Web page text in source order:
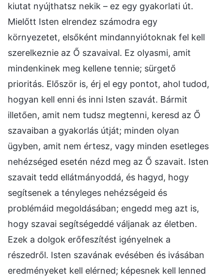
kiutat nyújthatsz nekik – ez egy gyakorlati út.
Mielőtt Isten elrendez számodra egy
környezetet, elsőként mindannyiótoknak fel kell
szerelkeznie az Ő szavaival. Ez olyasmi, amit
mindenkinek meg kellene tennie; sürgető
prioritás. Először is, érj el egy pontot, ahol tudod,
hogyan kell enni és inni Isten szavát. Bármit
illetően, amit nem tudsz megtenni, keresd az Ő
szavaiban a gyakorlás útját; minden olyan
ügyben, amit nem értesz, vagy minden esetleges
nehézséged esetén nézd meg az Ő szavait. Isten
szavait tedd ellátmányoddá, és hagyd, hogy
segítsenek a tényleges nehézségeid és
problémáid megoldásában; engedd meg azt is,
hogy szavai segítségeddé váljanak az életben.
Ezek a dolgok erőfeszítést igényelnek a
részedről. Isten szavának evésében és ivásában
eredményeket kell elérned; képesnek kell lenned